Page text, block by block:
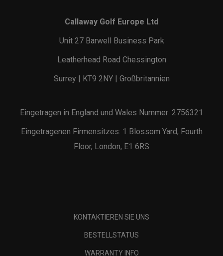
Callaway Golf Europe Ltd
Unit 27 Barwell Business Park
Leatherhead Road Chessington
Surrey | KT9 2NY | Großbritannien
Eingetragen in England und Wales Nummer: 2756321
Eingetragenen Firmensitzes: 1 Blossom Yard, Fourth
Floor, London, E1 6RS
KONTAKTIEREN SIE UNS
BESTELLSTATUS
WARRANTY INFO